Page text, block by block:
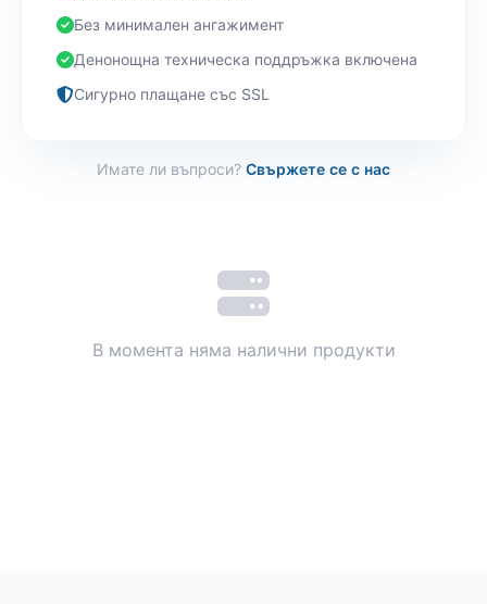
Без минимален ангажимент
Денонощна техническа поддръжка включена
Сигурно плащане със SSL
Имате ли въпроси? Свържете се с нас
В момента няма налични продукти